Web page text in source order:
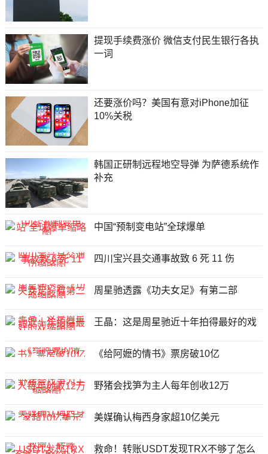
提现手续费涨价 微信支付民生银行各执
一词
还要涨价吗？美国有意对iPhone加征
10%关税
韩国正研制远程地空导弹 为萨德系统作
补充
中国“预制变电站”全球爆单
四川宝兴县交通事故致 6 死 11 伤
周星驰透露《功夫女足》有第二部
王晶：这是周星驰近十年拍得最好的戏
《给阿嬷的情书》票房破10亿
野猪会找笋为主人每年创收12万
美媒确认梅西身家超10亿美元
救命！转账USDT发现TRX不够了怎么